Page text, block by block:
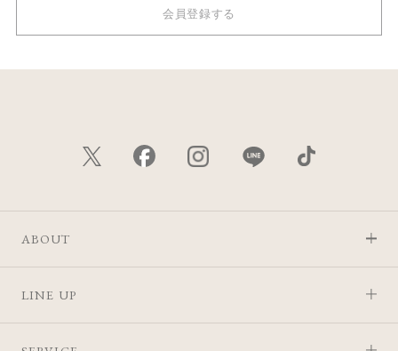
会員登録する
ABOUT
LINE UP